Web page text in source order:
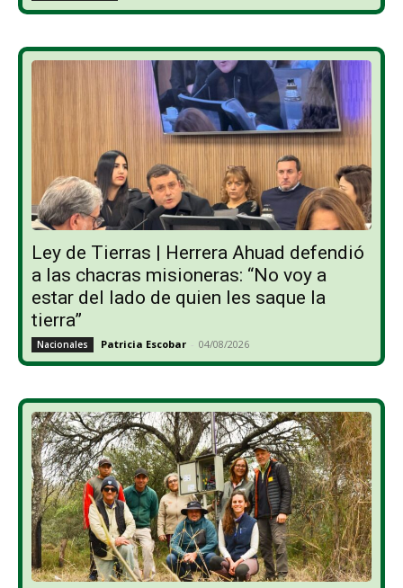
Ley de Tierras | Herrera Ahuad defendió
a las chacras misioneras: “No voy a
estar del lado de quien les saque la
tierra”
Nacionales Patricia Escobar - 04/08/2026